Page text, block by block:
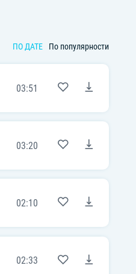
ПО ДАТЕ По популярности
03:51
03:20
02:10
02:33